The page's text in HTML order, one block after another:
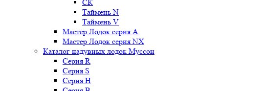
СК
Таймень N
Таймень V
Мастер Лодок серия А
Мастер Лодок серия NX
Каталог надувных лодок Муссон
Серия R
Серия S
Серия H